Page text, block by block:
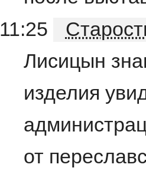
11:25
Лисицын
изделия
от